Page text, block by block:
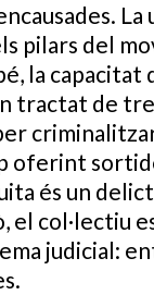
pilars del
la capacitat
tractat de
és un
col·lectiu
judicial: